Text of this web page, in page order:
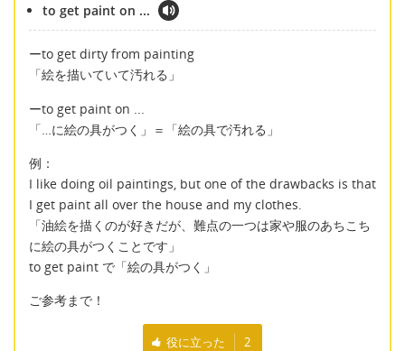
to get paint on ...
ーto get dirty from painting
「絵を描いていて汚れる」
ーto get paint on ...
「…に絵の具がつく」＝「絵の具で汚れる」
例：
I like doing oil paintings, but one of the drawbacks is that
I get paint all over the house and my clothes.
「油絵を描くのが好きだが、難点の一つは家や服のあちこち
に絵の具がつくことです」
to get paint で「絵の具がつく」
ご参考まで！
役に立った 2